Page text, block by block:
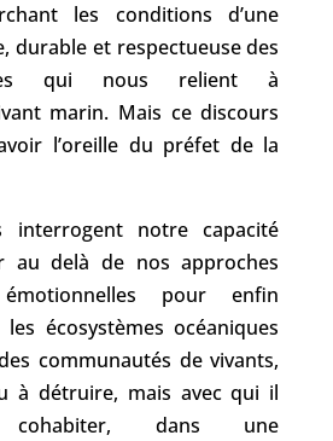
les conditions d’une
durable et respectueuse des
qui nous relient à
marin. Mais ce discours
l’oreille du préfet de la
interrogent notre capacité
au delà de nos approches
pour enfin
écosystèmes océaniques
communautés de vivants,
à détruire, mais avec qui il
dans une